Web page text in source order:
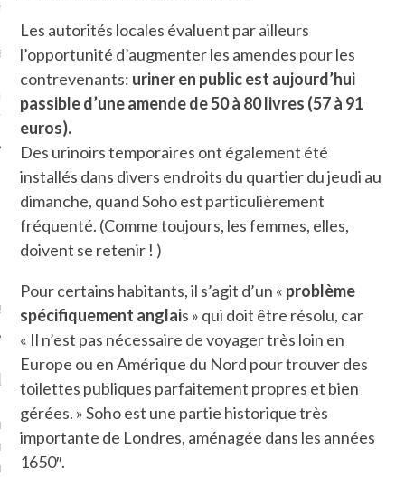
incite à un autre regard
curiosité. C’est un
la-femme-qui-
MOI SUR
TWITTER
@Isa_Monrozier
ARCACHON
je t'aime, my little bassin
comment ? "
Les autorités locales évaluent par ailleurs
l’opportunité d’augmenter les amendes pour les
contrevenants: uriner en public est aujourd’hui
passible d’une amende de 50 à 80 livres (57 à 91
euros).
Des urinoirs temporaires ont également été
installés dans divers endroits du quartier du jeudi au
dimanche, quand Soho est particulièrement
fréquenté. (Comme toujours, les femmes, elles,
doivent se retenir ! )
Pour certains habitants, il s’agit d’un « problème
spécifiquement anglais » qui doit être résolu, car
« Il n’est pas nécessaire de voyager très loin en
Europe ou en Amérique du Nord pour trouver des
toilettes publiques parfaitement propres et bien
gérées. » Soho est une partie historique très
importante de Londres, aménagée dans les années
1650″.